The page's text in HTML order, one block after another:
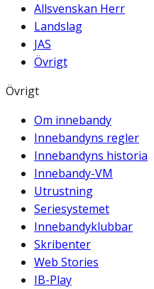
Allsvenskan Herr
Landslag
JAS
Övrigt
Övrigt
Om innebandy
Innebandyns regler
Innebandyns historia
Innebandy-VM
Utrustning
Seriesystemet
Innebandyklubbar
Skribenter
Web Stories
IB-Play